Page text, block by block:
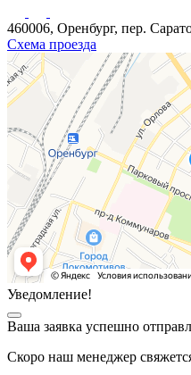
460006, Оренбург, пер.
Схема проезда
Уведомление!
Ваша заявка успешно
Скоро наш менеджер